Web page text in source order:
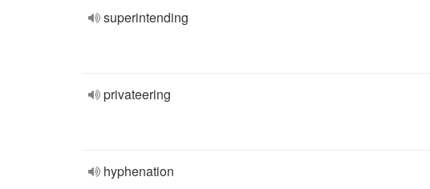
superintending
privateering
hyphenation